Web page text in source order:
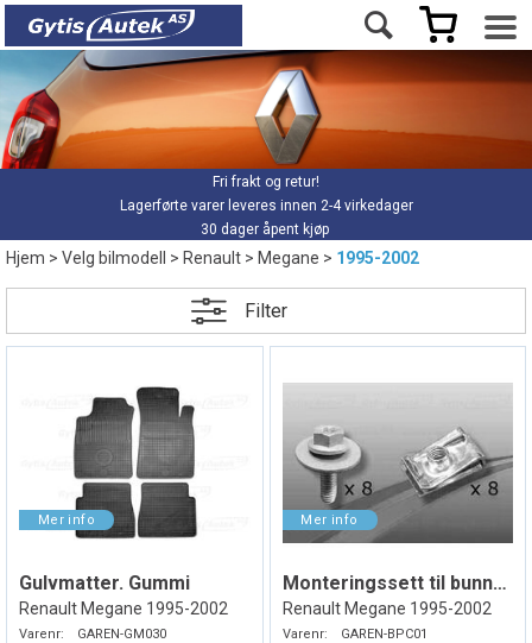
Fri frakt og retur!
Lagerførte varer leveres innen 2-4 virkedager
30 dager åpent kjøp
Hjem>Velg bilmodell >Renault>Megane>1995-2002
Filter
Gulvmatter. Gummi
Renault Megane 1995-2002
Varenr: GAREN-GM030
Monteringssett til bunnplate i plast
Renault Megane 1995-2002
Varenr: GAREN-BPC01